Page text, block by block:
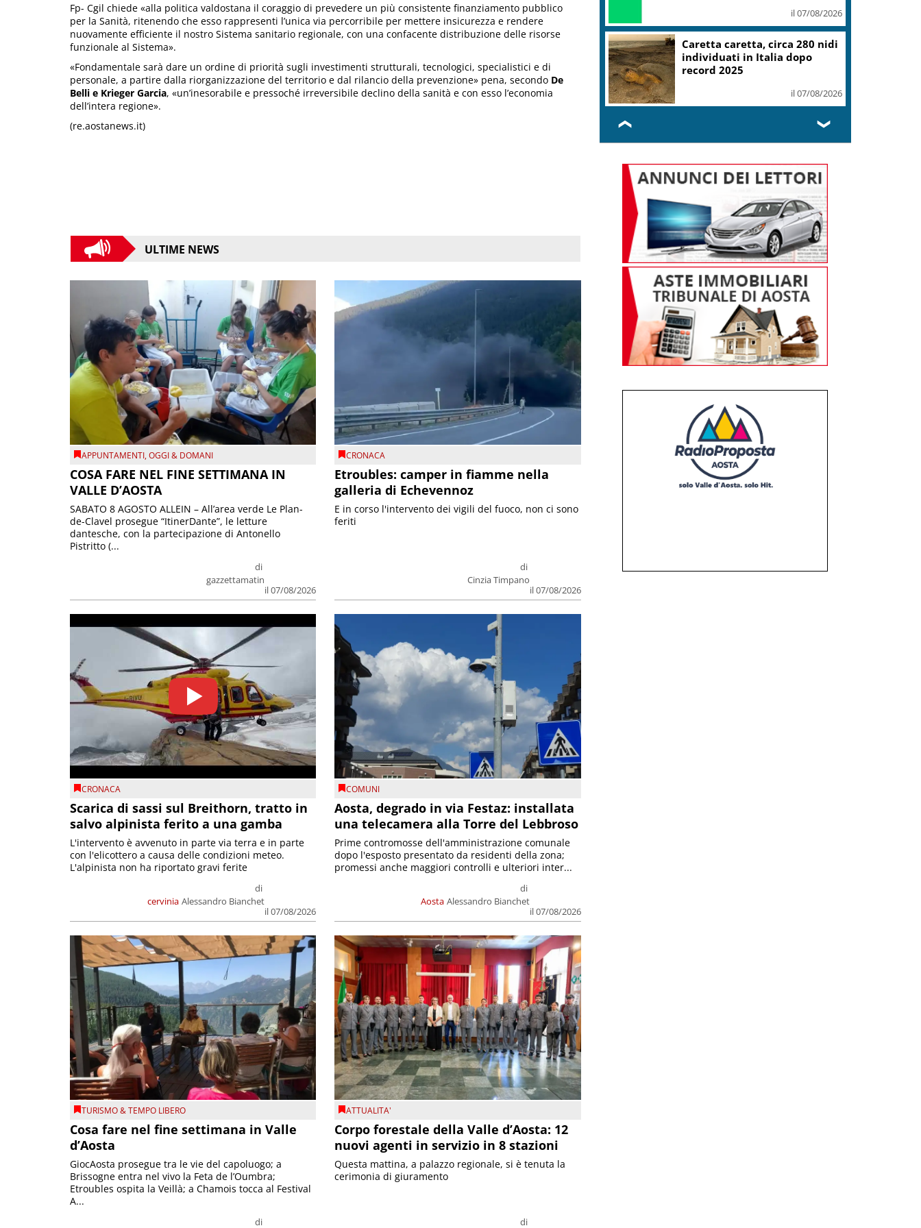
Fp- Cgil chiede «alla politica valdostana il coraggio di prevedere un più consistente finanziamento pubblico
per la Sanità, ritenendo che esso rappresenti l’unica via percorribile per mettere insicurezza e rendere
nuovamente efficiente il nostro Sistema sanitario regionale, con una confacente distribuzione delle risorse
funzionale al Sistema».
«Fondamentale sarà dare un ordine di priorità sugli investimenti strutturali, tecnologici, specialistici e di
personale, a partire dalla riorganizzazione del territorio e dal rilancio della prevenzione» pena, secondo De
Belli e Krieger Garcia, «un’inesorabile e pressoché irreversibile declino della sanità e con esso l’economia
dell’intera regione».
(re.aostanews.it)
ULTIME NEWS
APPUNTAMENTI,OGGI & DOMANI
COSA FARE NEL FINE SETTIMANA IN
VALLE D’AOSTA
di
gazzettamatin
il 07/08/2026
SABATO 8 AGOSTO ALLEIN – All’area verde Le Plan-
de-Clavel prosegue “ItinerDante”, le letture
dantesche, con la partecipazione di Antonello
Pistritto (...
CRONACA
Etroubles: camper in fiamme nella
galleria di Echevennoz
di
Cinzia Timpano
il 07/08/2026
E in corso l'intervento dei vigili del fuoco, non ci sono
feriti
CRONACA
Scarica di sassi sul Breithorn, tratto in
salvo alpinista ferito a una gamba
cervinia
di
Alessandro Bianchet
il 07/08/2026
L'intervento è avvenuto in parte via terra e in parte
con l'elicottero a causa delle condizioni meteo.
L'alpinista non ha riportato gravi ferite
COMUNI
Aosta, degrado in via Festaz: installata
una telecamera alla Torre del Lebbroso
Aosta
di
Alessandro Bianchet
il 07/08/2026
Prime contromosse dell'amministrazione comunale
dopo l'esposto presentato da residenti della zona;
promessi anche maggiori controlli e ulteriori inter...
TURISMO & TEMPO LIBERO
Cosa fare nel fine settimana in Valle
d’Aosta
di
GiocAosta prosegue tra le vie del capoluogo; a
Brissogne entra nel vivo la Feta de l’Oumbra;
Etroubles ospita la Veillà; a Chamois tocca al Festival
A...
ATTUALITA'
Corpo forestale della Valle d’Aosta: 12
nuovi agenti in servizio in 8 stazioni
di
Questa mattina, a palazzo regionale, si è tenuta la
cerimonia di giuramento
il 07/08/2026
Caretta caretta, circa 280 nidi
individuati in Italia dopo
record 2025
il 07/08/2026
❮ ❯